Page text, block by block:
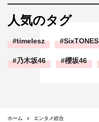
人気のタグ
timelesz SixTONES
乃木坂46 櫻坂46
ホーム
エンタメ総合